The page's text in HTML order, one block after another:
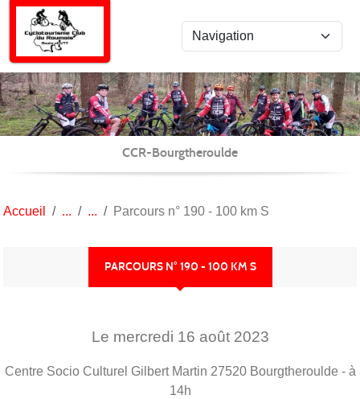
CCR-Bourgtheroulde
Accueil Parcours n° 190 - 100 km S
PARCOURS N° 190 - 100 KM S
Le mercredi 16 août 2023
Centre Socio Culturel Gilbert Martin 27520 Bourgtheroulde - à
14h
Panneau de gestion des cookies